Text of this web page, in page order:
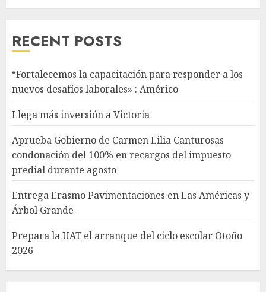
RECENT POSTS
“Fortalecemos la capacitación para responder a los
nuevos desafíos laborales» : Américo
Llega más inversión a Victoria
Aprueba Gobierno de Carmen Lilia Canturosas
condonación del 100% en recargos del impuesto
predial durante agosto
Entrega Erasmo Pavimentaciones en Las Américas y
Árbol Grande
Prepara la UAT el arranque del ciclo escolar Otoño
2026